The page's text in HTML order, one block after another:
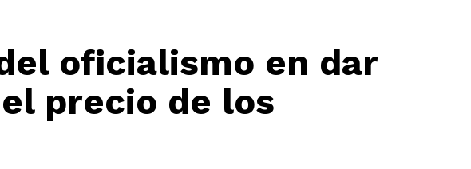
oficialismo en dar
precio de los